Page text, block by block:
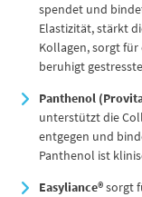
spendet und
Elastizität, stärkt
Kollagen, sorgt
beruhigt
Panthenol
unterstützt die
entgegen und
Panthenol ist
Easyliance®sorgt